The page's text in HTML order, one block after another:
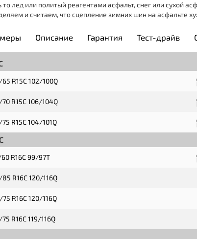
то лед или политый реагентами асфальт, снег или сухой
и считаем, что сцепление зимних шин на асфальте
Описание Гарантия Тест-драйв
R15C 102/100Q
R15C 106/104Q
R15C 104/101Q
R16C 99/97T
R16C 120/116Q
R16C 120/116Q
R16C 119/116Q